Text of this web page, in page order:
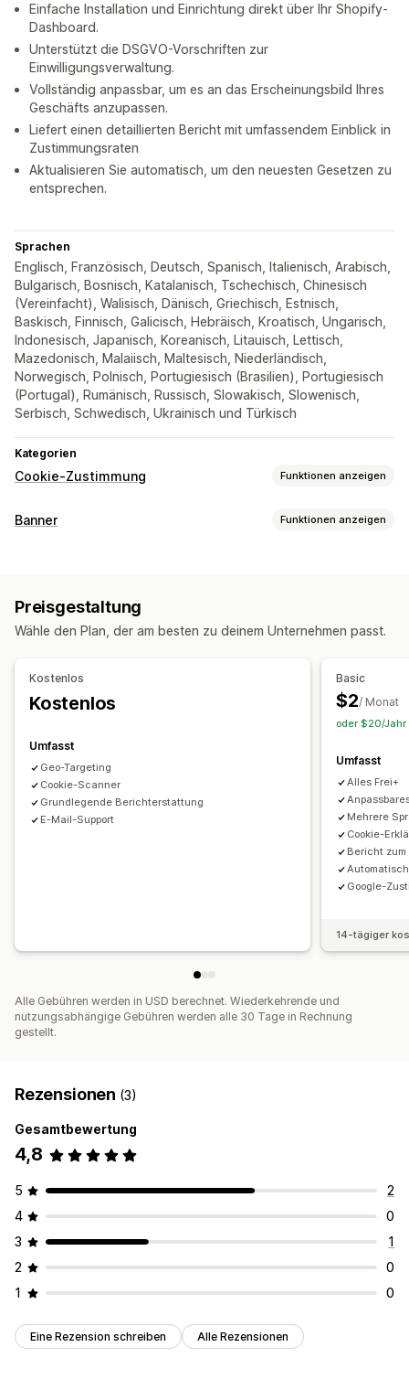
Einfache Installation und Einrichtung direkt über Ihr Shopify-
Dashboard.
Unterstützt die DSGVO-Vorschriften zur
Einwilligungsverwaltung.
Vollständig anpassbar, um es an das Erscheinungsbild Ihres
Geschäfts anzupassen.
Liefert einen detaillierten Bericht mit umfassendem Einblick in
Zustimmungsraten
Aktualisieren Sie automatisch, um den neuesten Gesetzen zu
entsprechen.
Sprachen
Englisch, Französisch, Deutsch, Spanisch, Italienisch, Arabisch,
Bulgarisch, Bosnisch, Katalanisch, Tschechisch, Chinesisch
(Vereinfacht), Walisisch, Dänisch, Griechisch, Estnisch,
Baskisch, Finnisch, Galicisch, Hebräisch, Kroatisch, Ungarisch,
Indonesisch, Japanisch, Koreanisch, Litauisch, Lettisch,
Mazedonisch, Malaiisch, Maltesisch, Niederländisch,
Norwegisch, Polnisch, Portugiesisch (Brasilien), Portugiesisch
(Portugal), Rumänisch, Russisch, Slowakisch, Slowenisch,
Serbisch, Schwedisch, Ukrainisch und Türkisch
Kategorien
Cookie-Zustimmung Funktionen anzeigen
Anzeigeoptionen
Responsivität für Mobilgeräte
Einwilligungsprotokoll
Datenmanagement
Verordnungen
Banner Funktionen anzeigen
Benachrichtigung
Analysen und Berichte
Leistungsverfolgung
Preisgestaltung
Wähle den Plan, der am besten zu deinem Unternehmen passt.
Kostenlos
Kostenlos
Umfasst
Geo-Targeting
Cookie-Scanner
Grundlegende Berichterstattung
E-Mail-Support
Basic
$2/ Monat
oder $20/Jahr
Umfasst
Alles Frei+
Mehrere
Cookie-
Bericht
Google-
14-tägiger
Alle Gebühren werden in USD berechnet. Wiederkehrende und
nutzungsabhängige Gebühren werden alle 30 Tage in Rechnung
gestellt.
Rezensionen (3)
Gesamtbewertung
4,8
5
2
4
0
3
1
2
0
1
0
Eine Rezension schreiben Alle Rezensionen